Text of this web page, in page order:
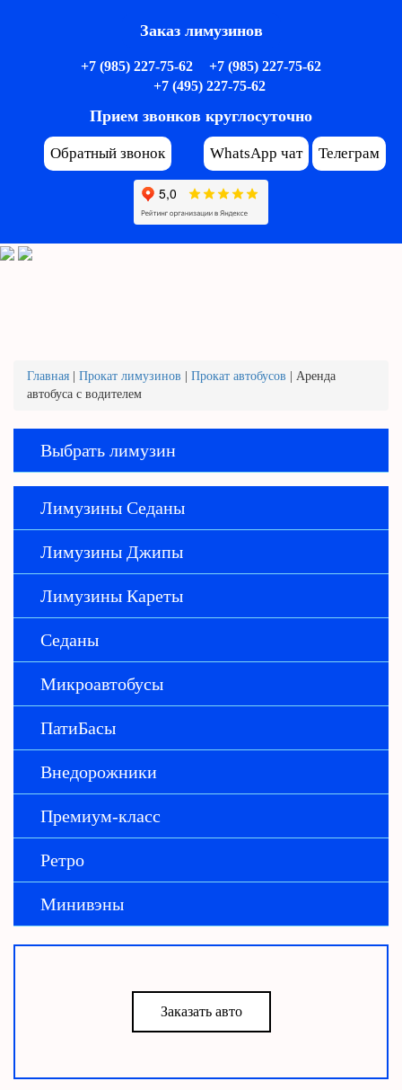
Заказ лимузинов
+7 (985) 227-75-62
+7 (985) 227-75-62
+7 (495) 227-75-62
Прием звонков круглосуточно
Обратный звонок WhatsApp чат Телеграм
Главная Прокат лимузинов Прокат автобусов
Аренда
автобуса с водителем
Выбрать лимузин
Лимузины Седаны
Лимузины Джипы
Лимузины Кареты
Седаны
Микроавтобусы
ПатиБасы
Внедорожники
Премиум-класс
Ретро
Минивэны
Заказать авто